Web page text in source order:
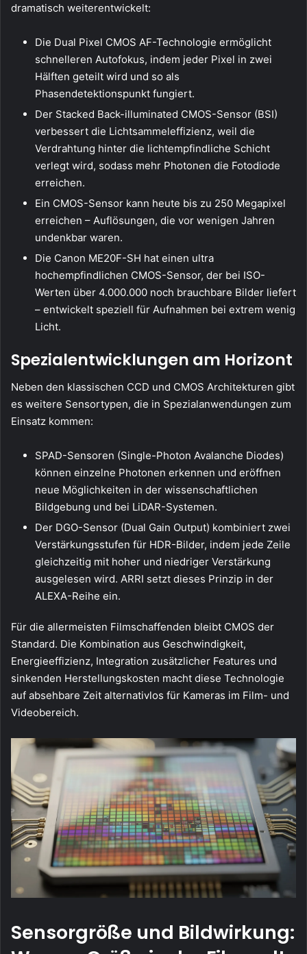
dramatisch weiterentwickelt:
Die Dual Pixel CMOS AF-Technologie ermöglicht
schnelleren Autofokus, indem jeder Pixel in zwei
Hälften geteilt wird und so als
Phasendetektionspunkt fungiert.
Der Stacked Back-illuminated CMOS-Sensor (BSI)
verbessert die Lichtsammeleffizienz, weil die
Verdrahtung hinter die lichtempfindliche Schicht
verlegt wird, sodass mehr Photonen die Fotodiode
erreichen.
Ein CMOS-Sensor kann heute bis zu 250 Megapixel
erreichen – Auflösungen, die vor wenigen Jahren
undenkbar waren.
Die Canon ME20F-SH hat einen ultra
hochempfindlichen CMOS-Sensor, der bei ISO-
Werten über 4.000.000 noch brauchbare Bilder liefert
– entwickelt speziell für Aufnahmen bei extrem wenig
Licht.
Spezialentwicklungen am Horizont
Neben den klassischen CCD und CMOS Architekturen gibt
es weitere Sensortypen, die in Spezialanwendungen zum
Einsatz kommen:
SPAD-Sensoren (Single-Photon Avalanche Diodes)
können einzelne Photonen erkennen und eröffnen
neue Möglichkeiten in der wissenschaftlichen
Bildgebung und bei LiDAR-Systemen.
Der DGO-Sensor (Dual Gain Output) kombiniert zwei
Verstärkungsstufen für HDR-Bilder, indem jede Zeile
gleichzeitig mit hoher und niedriger Verstärkung
ausgelesen wird. ARRI setzt dieses Prinzip in der
ALEXA-Reihe ein.
Für die allermeisten Filmschaffenden bleibt CMOS der
Standard. Die Kombination aus Geschwindigkeit,
Energieeffizienz, Integration zusätzlicher Features und
sinkenden Herstellungskosten macht diese Technologie
auf absehbare Zeit alternativlos für Kameras im Film- und
Videobereich.
Sensorgröße und Bildwirkung: